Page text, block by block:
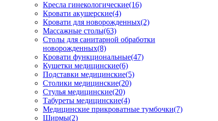
Кресла гинекологические(16)
Кровати акушерские(4)
Кровати для новорожденных(2)
Массажные столы(63)
Столы для санитарной обработки
новорожденных(8)
Кровати функциональные(47)
Кушетки медицинские(6)
Подставки медицинские(5)
Столики медицинские(20)
Стулья медицинские(20)
Табуреты медицинские(4)
Медицинские прикроватные тумбочки(7)
Ширмы(2)